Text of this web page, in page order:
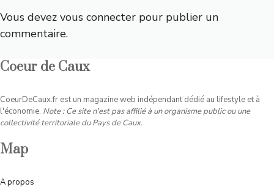
Vous devez vous connecter pour publier un
commentaire.
Coeur de Caux
CoeurDeCaux.fr est un magazine web indépendant dédié au lifestyle et à
l'économie. Note : Ce site n'est pas affilié à un organisme public ou une
collectivité territoriale du Pays de Caux.
Map
Apropos